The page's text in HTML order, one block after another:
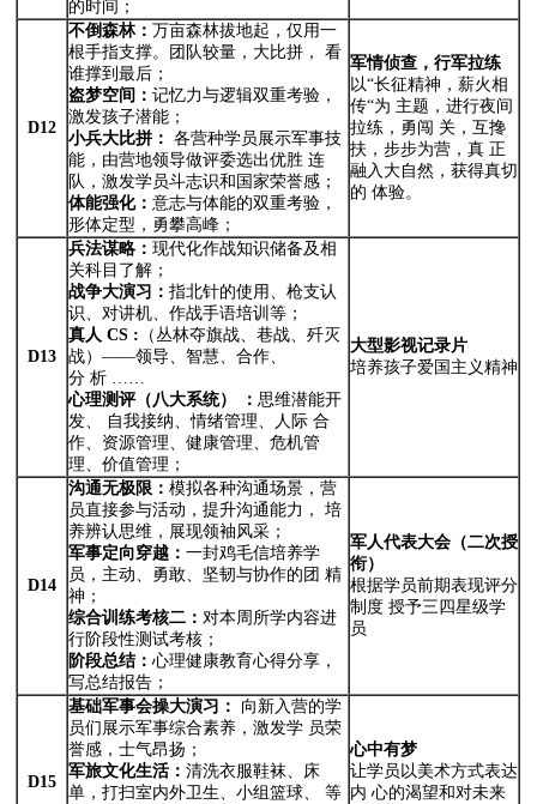
的时间；
D12
不倒森林：万亩森林拔地起，仅用一
根手指支撑。团队较量，大比拼， 看
谁撑到最后；
盗梦空间：记忆力与逻辑双重考验，
激发孩子潜能；
小兵大比拼： 各营种学员展示军事技
能，由营地领导做评委选出优胜 连
队，激发学员斗志识和国家荣誉感；
体能强化：意志与体能的双重考验，
形体定型，勇攀高峰；
军情侦查，行军拉练
以“长征精神，薪火相
传“为 主题，进行夜间
拉练，勇闯 关，互搀
扶，步步为营，真 正
融入大自然，获得真切
的 体验。
D13
兵法谋略：现代化作战知识储备及相
关科目了解；
战争大演习：指北针的使用、枪支认
识、对讲机、作战手语培训等；
真人 CS : （丛林夺旗战、巷战、歼灭
战）——领导、智慧、合作、
分 析 ……
心理测评（八大系统） ：思维潜能开
发、 自我接纳、情绪管理、人际 合
作、资源管理、健康管理、危机管
理、价值管理；
大型影视记录片
培养孩子爱国主义精神
D14
沟通无极限：模拟各种沟通场景，营
员直接参与活动，提升沟通能力， 培
养辨认思维，展现领袖风采；
军事定向穿越：一封鸡毛信培养学
员，主动、勇敢、坚韧与协作的团 精
神；
综合训练考核二：对本周所学内容进
行阶段性测试考核；
阶段总结：心理健康教育心得分享，
写总结报告；
军人代表大会（二次授
衔）
根据学员前期表现评分
制度 授予三四星级学
员
D15
基础军事会操大演习：
向新入营的学
员们展示军事综合素养，激发学 员荣
誉感，士气昂扬；
军旅文化生活：清洗衣服鞋袜、床
单，打扫室内外卫生、小组篮球、 等
心中有梦
让学员以美术方式表达
内 心的渴望和对未来